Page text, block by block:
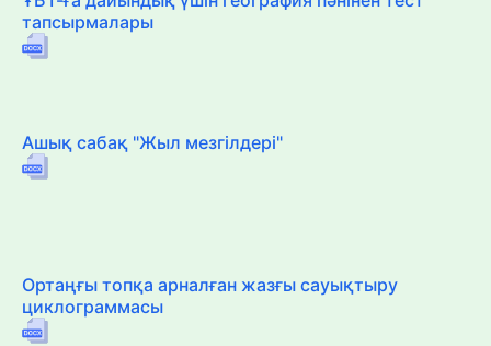
тапсырмалары
Ашық сабақ "Жыл мезгілдері"
Ортаңғы топқа арналған жазғы сауықтыру
циклограммасы